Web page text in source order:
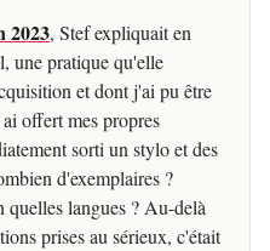
2023, Stef expliquait en
une pratique qu'elle
et dont j'ai pu être
offert mes propres
sorti un stylo et des
d'exemplaires ?
langues ? Au-delà
prises au sérieux, c'était